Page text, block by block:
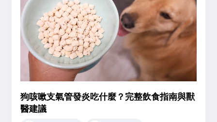
狗咳嗽支氣管發炎吃什麼？完整飲食指南與獸
醫建議